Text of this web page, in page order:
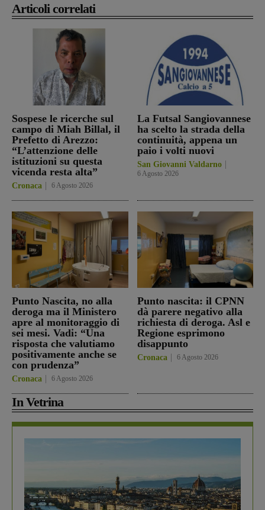
Articoli correlati
Sospese le ricerche sul
campo di Miah Billal, il
Prefetto di Arezzo:
“L’attenzione delle
istituzioni su questa
vicenda resta alta”
Cronaca 6 Agosto 2026
La Futsal Sangiovannese
ha scelto la strada della
continuità, appena un
paio i volti nuovi
San Giovanni Valdarno
6 Agosto 2026
Punto Nascita, no alla
deroga ma il Ministero
apre al monitoraggio di
sei mesi. Vadi: “Una
risposta che valutiamo
positivamente anche se
con prudenza”
Cronaca 6 Agosto 2026
Punto nascita: il CPNN
dà parere negativo alla
richiesta di deroga. Asl e
Regione esprimono
disappunto
Cronaca 6 Agosto 2026
In Vetrina